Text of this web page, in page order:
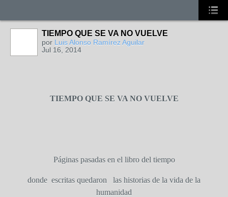
TIEMPO QUE SE VA NO VUELVE
por Luis Alonso Ramírez Aguilar
Jul 16, 2014
TIEMPO QUE SE VA NO VUELVE
Páginas pasadas en el libro del tiempo
donde escritas quedaron
las historias de la vida de la
humanidad